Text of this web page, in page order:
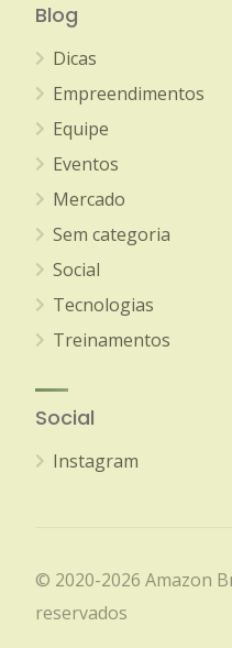
Blog
Dicas
Empreendimentos
Equipe
Eventos
Mercado
Sem categoria
Social
Tecnologias
Treinamentos
Social
Instagram
© 2020-2026 Amazon
reservados